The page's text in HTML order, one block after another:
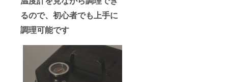
るので、初心者でも上手に
調理可能です